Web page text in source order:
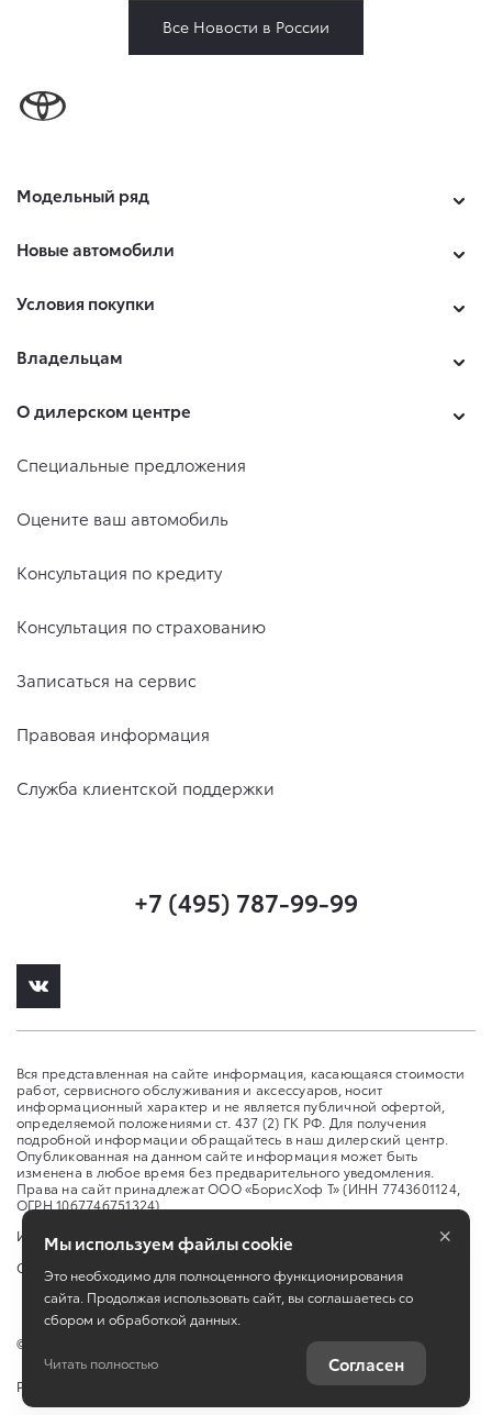
Все Новости в России
Модельный ряд
Новые автомобили
Условия покупки
Владельцам
О дилерском центре
Специальные предложения
Оцените ваш автомобиль
Консультация по кредиту
Консультация по страхованию
Записаться на сервис
Правовая информация
Служба клиентской поддержки
+7 (495) 787-99-99
Вся представленная на сайте информация, касающаяся стоимости
работ, сервисного обслуживания и аксессуаров, носит
информационный характер и не является публичной офертой,
определяемой положениями ст. 437 (2) ГК РФ. Для получения
подробной информации обращайтесь в наш дилерский центр.
Опубликованная на данном сайте информация может быть
изменена в любое время без предварительного уведомления.
Права на сайт принадлежат ООО «БорисХоф Т» (ИНН 7743601124,
ОГРН 1067746751324)
Изменить настройку cookies
Сбросить cookie
©
Работает на технологиях
Мы используем файлы cookie
Это необходимо для полноценного функционирования
сайта. Продолжая использовать сайт, вы соглашаетесь со
сбором и обработкой данных.
Читать полностью Согласен
×